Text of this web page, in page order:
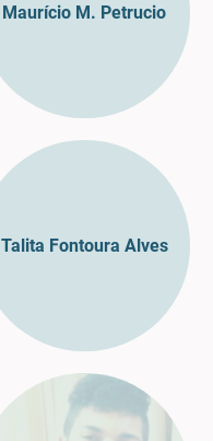
Maurício M. Petrucio
Talita Fontoura Alves